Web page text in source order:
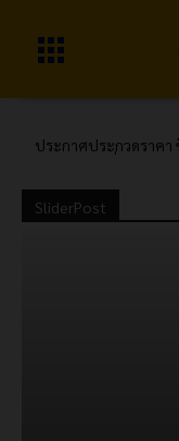
ประกาศประกวดราคา ซื้
ประกาศผลผู้ชนะก
SliderPost